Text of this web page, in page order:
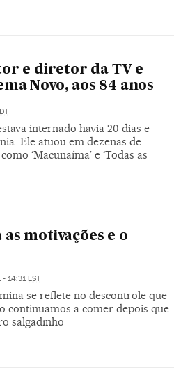
e diretor da TV e
Novo, aos 84 anos
internado havia 20 dias e
Ele atuou em dezenas de
‘Macunaíma’ e ‘Todas as
motivações e o
- 14:31EST
se reflete no descontrole que
continuamos a comer depois que
salgadinho